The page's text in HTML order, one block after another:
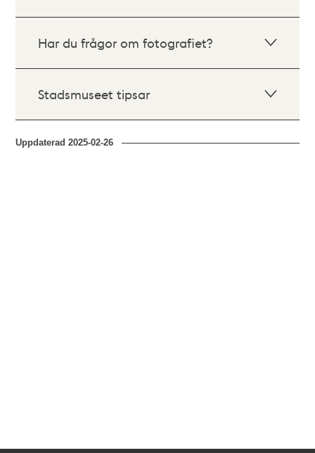
Har du frågor om fotografiet?
Stadsmuseet tipsar
Uppdaterad2025-02-26